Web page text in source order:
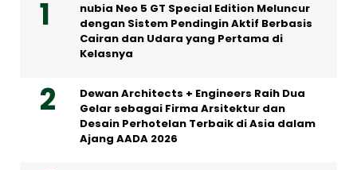
nubia Neo 5 GT Special Edition Meluncur
dengan Sistem Pendingin Aktif Berbasis
Cairan dan Udara yang Pertama di
Kelasnya
Dewan Architects + Engineers Raih Dua
Gelar sebagai Firma Arsitektur dan
Desain Perhotelan Terbaik di Asia dalam
Ajang AADA 2026